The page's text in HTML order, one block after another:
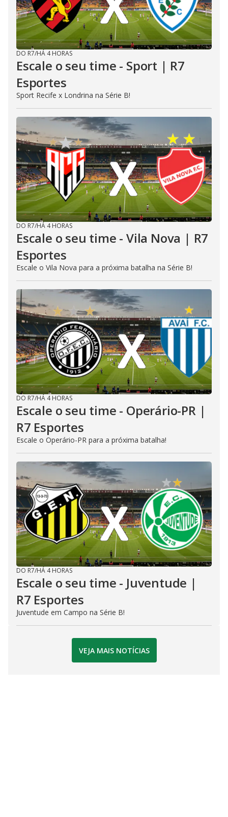
DO R7/HÁ 4 HORAS
Escale o seu time - Sport | R7
Esportes
Sport Recife x Londrina na Série B!
DO R7/HÁ 4 HORAS
Escale o seu time - Vila Nova | R7
Esportes
Escale o Vila Nova para a próxima batalha na Série B!
DO R7/HÁ 4 HORAS
Escale o seu time - Operário-PR |
R7 Esportes
Escale o Operário-PR para a próxima batalha!
DO R7/HÁ 4 HORAS
Escale o seu time - Juventude |
R7 Esportes
Juventude em Campo na Série B!
VEJA MAIS NOTÍCIAS